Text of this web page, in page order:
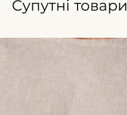
Супутні товари